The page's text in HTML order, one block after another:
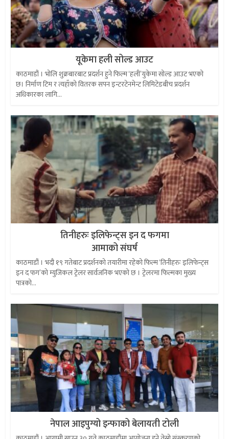
यूकेमा हली सोल्ड आउट
काठमाडौं । भोलि शुक्रबारबाट प्रदर्शन हुने फिल्म ‘हली’युकेमा सोल्ड आउट भएको
छ। निर्माण टिम र त्यहाँको वितरक सपन इन्टरटेनमेन्ट लिमिटेडबीच प्रदर्शन
अधिकारका लागि...
तिनीहरुः इलिफेन्ट्स इन द फगमा
आमाको संघर्ष
काठमाडौं । भदौ १९ गतेबाट प्रदर्शनको तयारीमा रहेको फिल्म ‘तिनीहरुः इलिफेन्ट्स
इन द फग’को म्युजिकल ट्रेलर सार्वजनिक भएको छ । ट्रेलरमा फिल्मका मुख्य
पात्रको...
नेपाल आइपुग्यो इन्फाको बेलायती टोली